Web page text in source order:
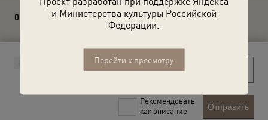
и Министерства культуры Российской
Федерации.
Перейти к просмотру
0 комментариев
Рекомендовать
как описание
Отправить